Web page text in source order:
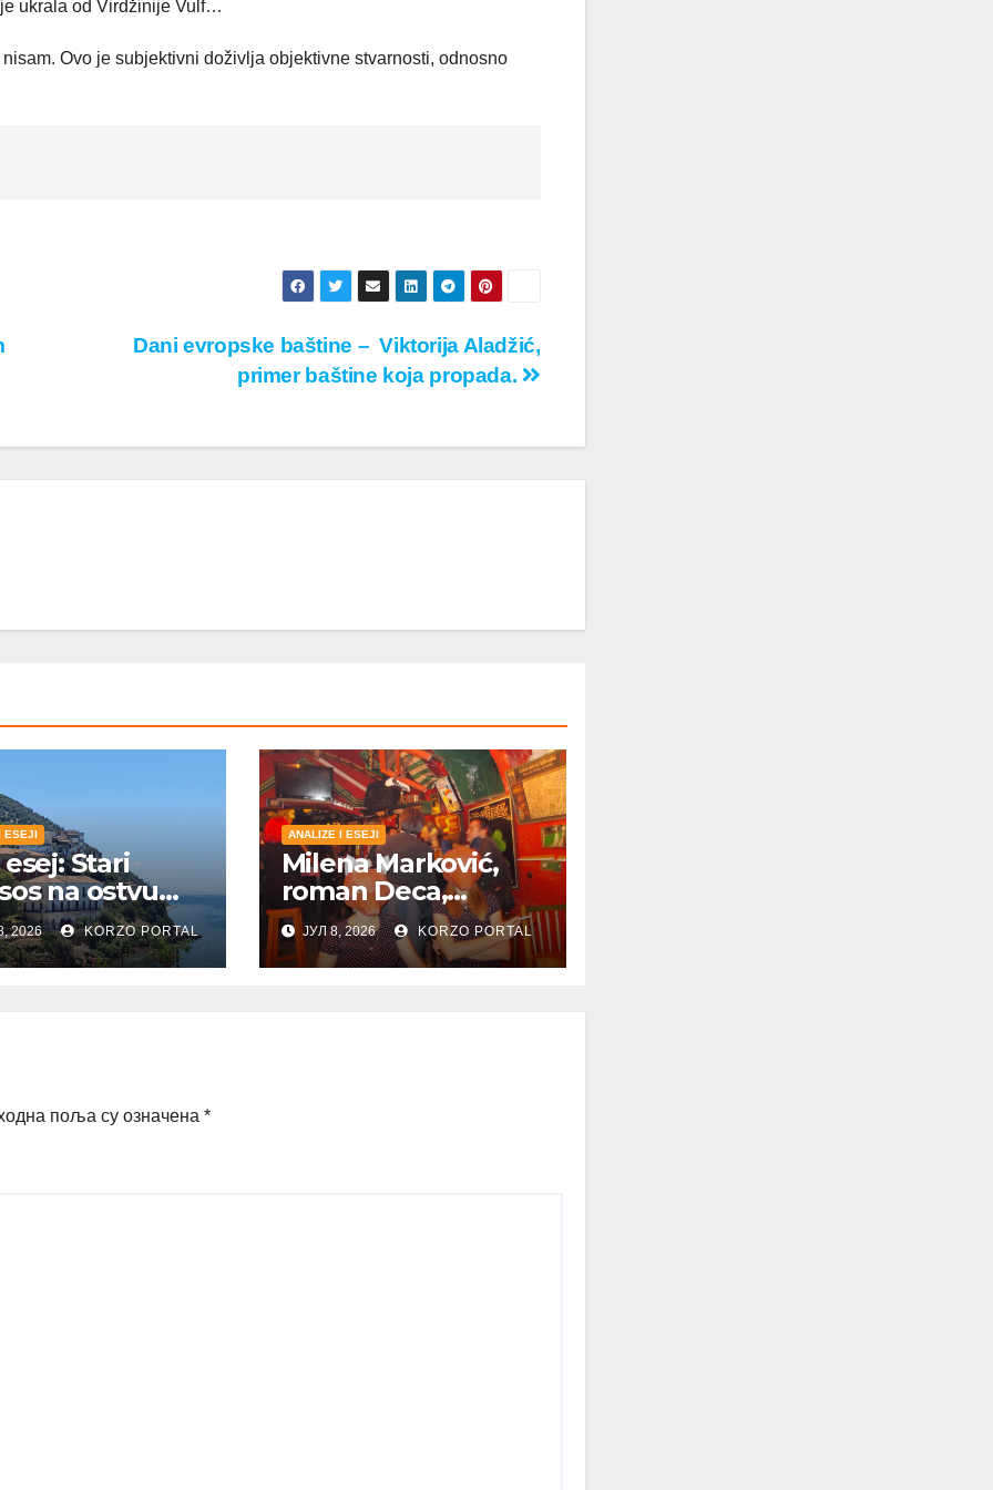
ukrala od Virdžinije Vulf…
Ovo je subjektivni doživlja objektivne stvarnosti, odnosno
Dani evropske baštine – Viktorija Aladžić,
primer baštine koja propada.
ESEJI
Stari
na ostvu
2026 KORZO PORTAL
ANALIZE I ESEJI
Milena Marković,
roman Deca,
međunarodna
nagrada
ЈУЛ 8, 2026 KORZO PORTAL
поља су означена *